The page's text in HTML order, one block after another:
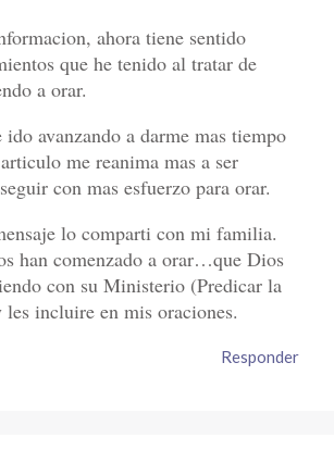
ahora tiene sentido
que he tenido al tratar de
a orar.
ido avanzando a darme mas tiempo
me reanima mas a ser
con mas esfuerzo para orar.
lo comparti con mi familia.
han comenzado a orar…que Dios
con su Ministerio (Predicar la
les incluire en mis oraciones.
Responder